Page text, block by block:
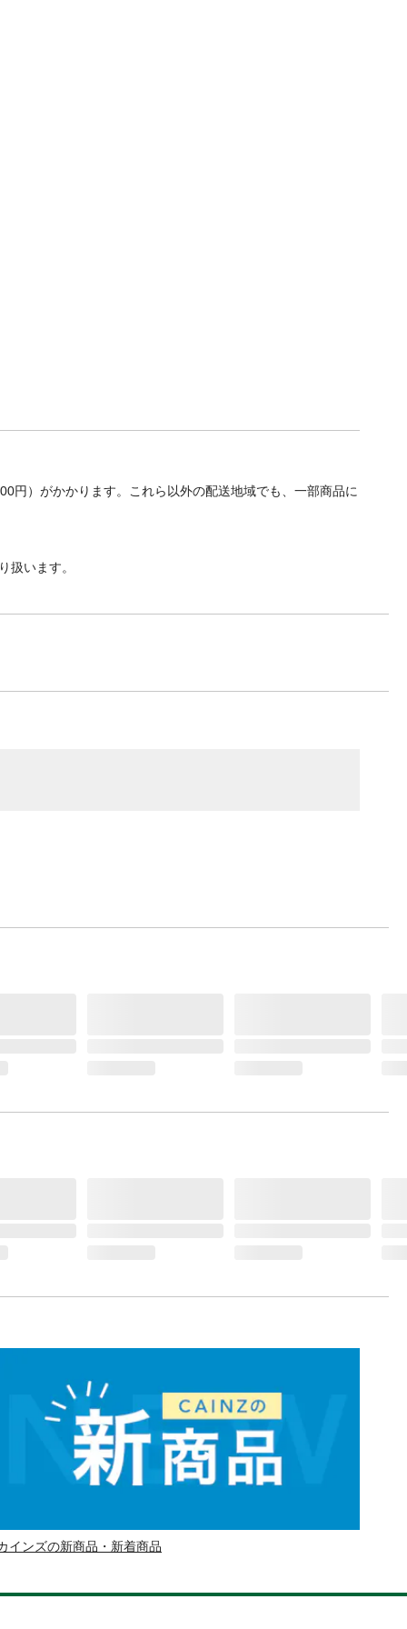
円）がかかります。これら以外の配送地域でも、一部商品に
扱います。
インズの新商品・新着商品